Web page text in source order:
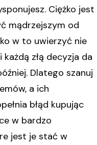
Ciężko jest
mądrzejszym od
w to uwierzyć nie
złą decyzja da
Dlatego szanuj
a ich
błąd kupując
w bardzo
jest je stać w